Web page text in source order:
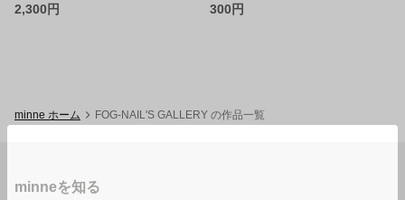
2,300円
300円
minne ホーム FOG-NAIL'S GALLERY の作品一覧
minneを知る